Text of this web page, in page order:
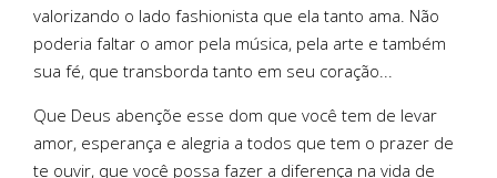
valorizando o lado fashionista que ela tanto ama. Não
poderia faltar o amor pela música, pela arte e também
sua fé, que transborda tanto em seu coração...
Que Deus abençõe esse dom que você tem de levar
amor, esperança e alegria a todos que tem o prazer de
te ouvir, que você possa fazer a diferença na vida de